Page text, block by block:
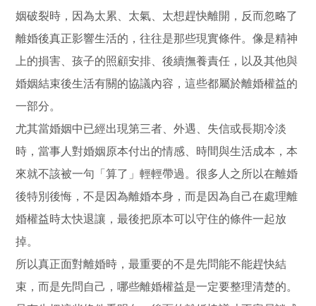
姻破裂時，因為太累、太氣、太想趕快離開，反而忽略了
離婚後真正影響生活的，往往是那些現實條件。像是精神
上的損害、孩子的照顧安排、後續撫養責任，以及其他與
婚姻結束後生活有關的協議內容，這些都屬於離婚權益的
一部分。
尤其當婚姻中已經出現第三者、外遇、失信或長期冷淡
時，當事人對婚姻原本付出的情感、時間與生活成本，本
來就不該被一句「算了」輕輕帶過。很多人之所以在離婚
後特別後悔，不是因為離婚本身，而是因為自己在處理離
婚權益時太快退讓，最後把原本可以守住的條件一起放
掉。
所以真正面對離婚時，最重要的不是先問能不能趕快結
束，而是先問自己，哪些離婚權益是一定要整理清楚的。